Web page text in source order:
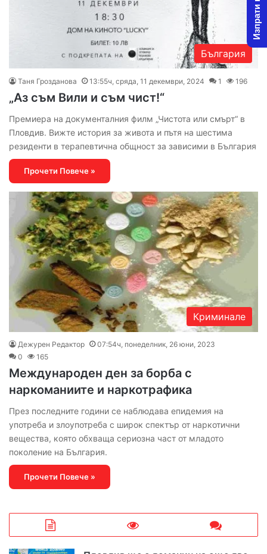
България
Таня Грозданова 13:55ч, сряда, 11 декември, 2024 1 196
„Аз съм Вили и съм чист!“
Премиера на документалния филм „Чистота или смърт“ в
Пловдив. Вижте история за живота и пътя на шестима
резиденти в терапевтична общност за зависими в България
Прочети Повече »
Криминале
Дежурен Редактор
07:54ч, понеделник, 26 юни, 2023
0
165
Международен ден за борба с
наркоманиите и наркотрафика
През последните години се наблюдава епидемия на
употреба и злоупотреба с широк спектър от наркотични
вещества, която обхваща сериозна част от младото
поколение на България.
Прочети Повече »